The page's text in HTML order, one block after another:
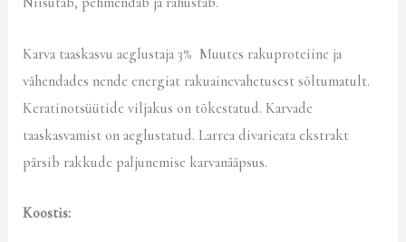
Karva taaskasvu aeglustaja 3% Muutes rakuproteiine ja
vähendades nende energiat rakuainevahetusest sõltumatult.
Keratinotsüütide viljakus on tõkestatud. Karvade
taaskasvamist on aeglustatud. Larrea divaricata ekstrakt
pärsib rakkude paljunemise karvanääpsus.
Koostis: